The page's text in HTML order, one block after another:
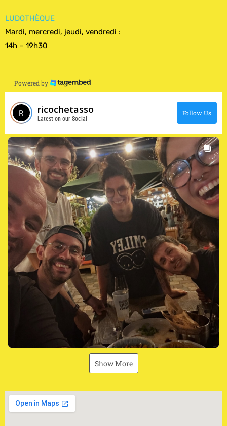
LUDOTHÈQUE
Mardi, mercredi, jeudi, vendredi :
14h – 19h30
Powered by
ricochetasso
Latest on our Social
Follow Us
Show More